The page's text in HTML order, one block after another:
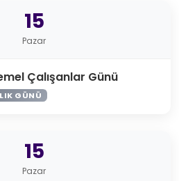
15
Pazar
Çalışanlar Günü
GÜNÜ
15
Pazar